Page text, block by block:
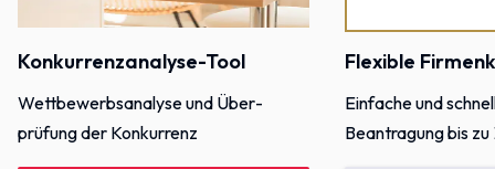
Konkurrenzanalyse-Tool
Wettbewerbs­analyse und Über­
prüfung der Konkurrenz
Flexible
Einfache und
Beantragung bis